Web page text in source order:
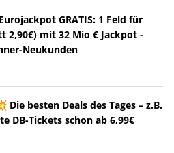
GRATIS: 1 Feld für
2,90€) mit 32 Mio € Jackpot -
Neukunden
Die besten Deals des Tages – z.B.
DB-Tickets schon ab 6,99€